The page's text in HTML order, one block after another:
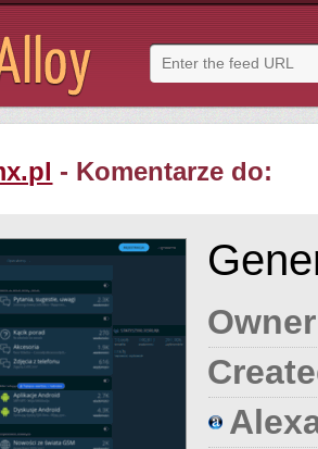
- Komentarze do: